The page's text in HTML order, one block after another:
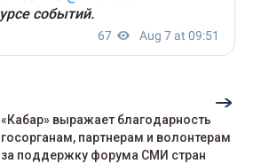
«Кабар» выражает благодарность
госорганам, партнерам и волонтерам
за поддержку форума СМИ стран